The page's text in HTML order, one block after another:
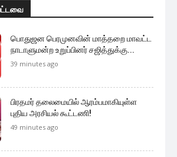
பொதுஜன பெரமுனவின் மாத்தறை மாவட்ட
நாடாளுமன்ற உறுப்பினர் சஜித்துக்கு...
39 minutes ago
பிரதமர் தலைமையில் ஆரம்பமாகியுள்ள
புதிய அரசியல் கூட்டணி!
49 minutes ago